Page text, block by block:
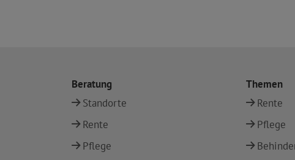
Beratung
Standorte
Rente
Pflege
Themen
Rente
Pflege